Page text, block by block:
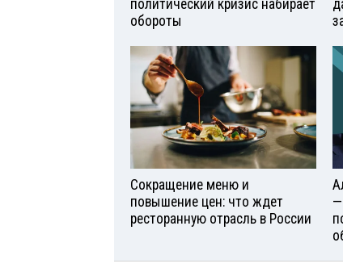
политический кризис набирает
обороты
Сокращение меню и
повышение цен: что ждет
ресторанную отрасль в России